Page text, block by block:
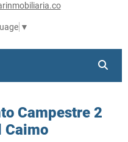
▼
Campestre 2
Caimo